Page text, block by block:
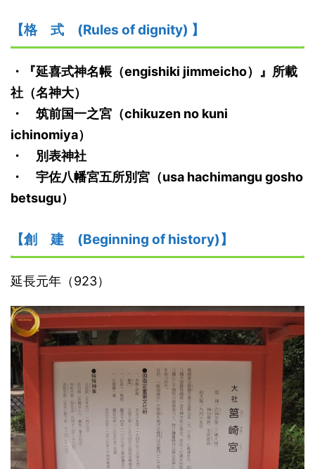
【格 式 (Rules of dignity) 】
・『延喜式神名帳（engishiki jimmeicho）』所載
社（名神大）
・ 筑前国一之宮（chikuzen no kuni
ichinomiya）
・ 別表神社
・ 宇佐八幡宮五所別宮（usa hachimangu gosho
betsugu）
【創 建 (Beginning of history)】
延長元年（923）